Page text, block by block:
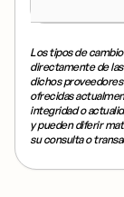
Los tipos de
directamente de
dichos proveedores
ofrecidas
integridad o
y pueden diferir
su consulta o